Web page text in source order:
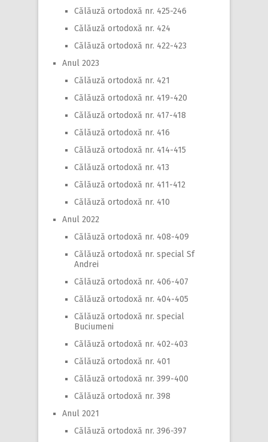
Călăuză ortodoxă nr. 425-246
Călăuză ortodoxă nr. 424
Călăuză ortodoxă nr. 422-423
Anul 2023
Călăuză ortodoxă nr. 421
Călăuză ortodoxă nr. 419-420
Călăuză ortodoxă nr. 417-418
Călăuză ortodoxă nr. 416
Călăuză ortodoxă nr. 414-415
Călăuză ortodoxă nr. 413
Călăuză ortodoxă nr. 411-412
Călăuză ortodoxă nr. 410
Anul 2022
Călăuză ortodoxă nr. 408-409
Călăuză ortodoxă nr. special Sf
Andrei
Călăuză ortodoxă nr. 406-407
Călăuză ortodoxă nr. 404-405
Călăuză ortodoxă nr. special
Buciumeni
Călăuză ortodoxă nr. 402-403
Călăuză ortodoxă nr. 401
Călăuză ortodoxă nr. 399-400
Călăuză ortodoxă nr. 398
Anul 2021
Călăuză ortodoxă nr. 396-397